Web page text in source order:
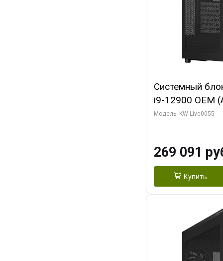
Системный
i9-12900 OEM
C16 8EC/8PC/
HDMI/ 1 ТБ
Модель: KW-Live0055
269 091
Купить